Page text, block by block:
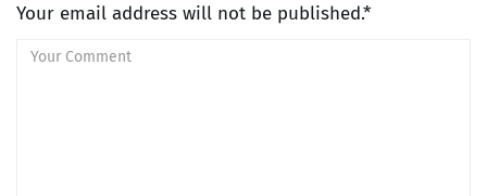
Your email address will not be published.*